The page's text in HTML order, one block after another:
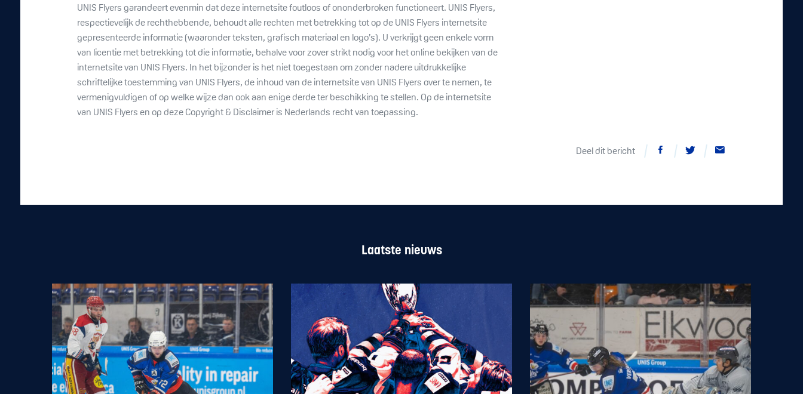
UNIS Flyers garandeert evenmin dat deze internetsite foutloos of ononderbroken functioneert. UNIS Flyers,
respectievelijk de rechthebbende, behoudt alle rechten met betrekking tot op de UNIS Flyers internetsite
gepresenteerde informatie (waaronder teksten, grafisch materiaal en logo’s). U verkrijgt geen enkele vorm
van licentie met betrekking tot die informatie, behalve voor zover strikt nodig voor het online bekijken van de
internetsite van UNIS Flyers. In het bijzonder is het niet toegestaan om zonder nadere uitdrukkelijke
schriftelijke toestemming van UNIS Flyers, de inhoud van de internetsite van UNIS Flyers over te nemen, te
vermenigvuldigen of op welke wijze dan ook aan enige derde ter beschikking te stellen. Op de internetsite
van UNIS Flyers en op deze Copyright & Disclaimer is Nederlands recht van toepassing.
Deel dit bericht
Laatste nieuws